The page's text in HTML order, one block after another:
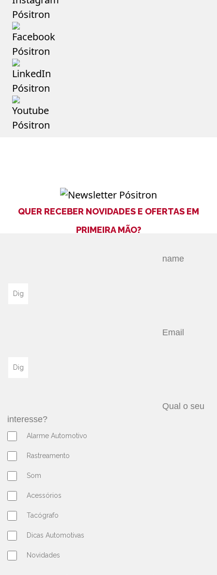
QUER RECEBER NOVIDADES E OFERTAS EM
PRIMEIRA MÃO?
Alarme Automotivo
Rastreamento
Som
Acessórios
Tacógrafo
Dicas Automotivas
Novidades